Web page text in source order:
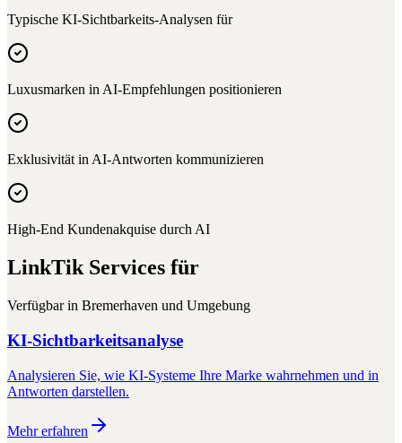
Typische KI-Sichtbarkeits-Analysen für
Luxusmarken in AI-Empfehlungen positionieren
Exklusivität in AI-Antworten kommunizieren
High-End Kundenakquise durch AI
LinkTik Services für
Verfügbar in Bremerhaven und Umgebung
KI-Sichtbarkeitsanalyse
Analysieren Sie, wie KI-Systeme Ihre Marke wahrnehmen und in
Antworten darstellen.
Mehr erfahren